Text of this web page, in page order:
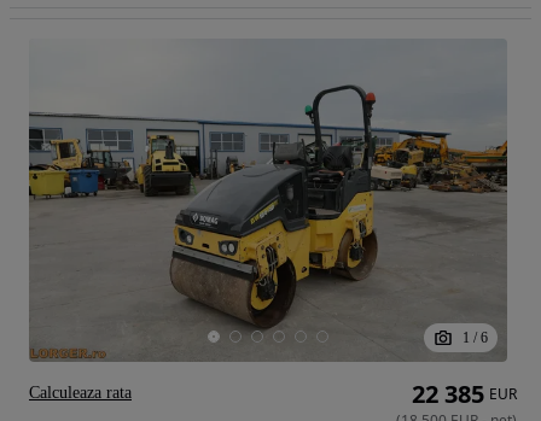
1 / 6
22 385 EUR
Calculeaza rata